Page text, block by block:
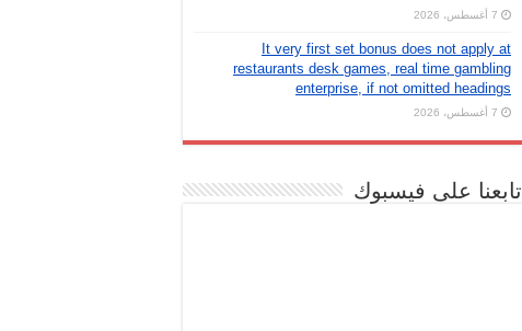
7 أغسطس، 2026
It very first set bonus does not apply at
restaurants desk games, real time gambling
enterprise, if not omitted headings
7 أغسطس، 2026
تابعنا على فيسبوك